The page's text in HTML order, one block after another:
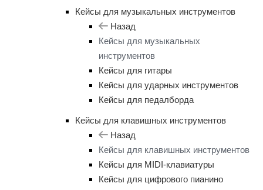
Кейсы для музыкальных инструментов
Назад
Кейсы для музыкальных
инструментов
Кейсы для гитары
Кейсы для ударных инструментов
Кейсы для педалборда
Кейсы для клавишных инструментов
Назад
Кейсы для клавишных инструментов
Кейсы для MIDI-клавиатуры
Кейсы для цифрового пианино